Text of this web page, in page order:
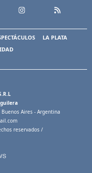
LA PLATA
Aires - Argentina
reservados /